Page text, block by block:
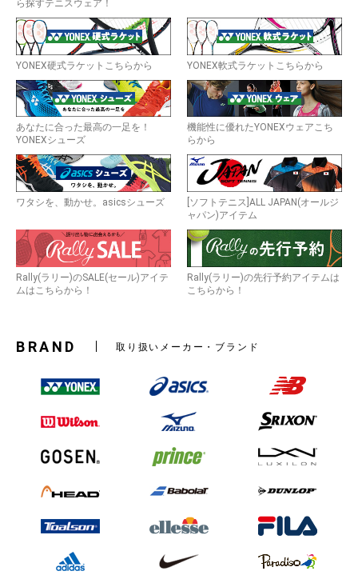
ら探すテニスウェア！
YONEX硬式ラケットこちらから YONEX軟式ラケットこちらから
あなたに合った最高の一足を！
YONEXシューズ
機能性に優れたYONEXウェアこち
らから
ワタシを、動かせ。asicsシューズ
[ソフトテニス]ALL JAPAN(オールジ
ャパン)アイテム
Rally(ラリー)のSALE(セール)アイテ
ムはこちらから！
Rally(ラリー)の先行予約アイテムは
こちらから！
BRAND 取り扱いメーカー・ブランド